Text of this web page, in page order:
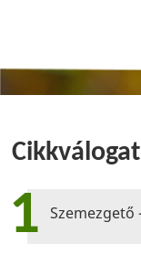
1 Szemezgető